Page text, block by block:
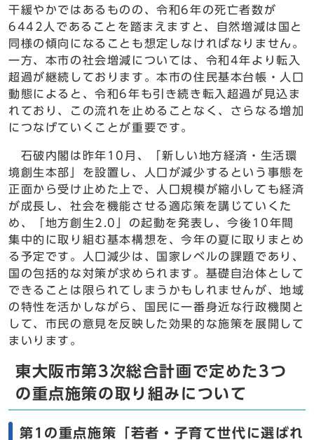
干緩やかではあるものの、令和6年の死亡者数が
6442人であることを踏まえますと、自然増減は国と
同様の傾向になることも想定しなければなりません。
一方、本市の社会増減については、令和4年より転入
超過が継続しております。本市の住民基本台帳・人口
動態によると、令和6年も引き続き転入超過が見込ま
れており、この流れを止めることなく、さらなる増加
につなげていくことが重要です。
石破内閣は昨年10月、「新しい地方経済・生活環
境創生本部」を設置し、人口が減少するという事態を
正面から受け止めた上で、人口規模が縮小しても経済
が成長し、社会を機能させる適応策を講じていくた
め、「地方創生2.0」の起動を発表し、今後10年間
集中的に取り組む基本構想を、今年の夏に取りまとめ
る予定です。人口減少は、国家レベルの課題であり、
国の包括的な対策が求められます。基礎自治体として
できることは限られてしまうかもしれませんが、地域
の特性を活かしながら、国民に一番身近な行政機関と
して、市民の意見を反映した効果的な施策を展開して
まいります。
東大阪市第3次総合計画で定めた3つ
の重点施策の取り組みについて
第1の重点施策「若者・子育て世代に選ばれ